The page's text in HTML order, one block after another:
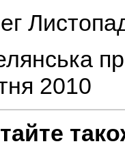
2010